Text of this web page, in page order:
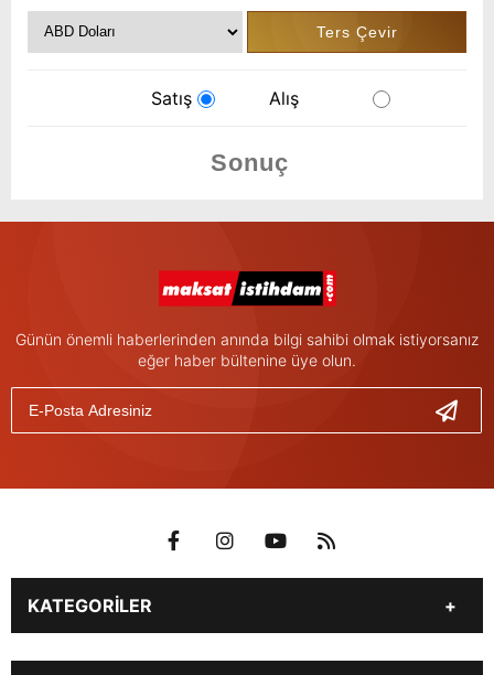
Satış Alış
Günün önemli haberlerinden anında bilgi sahibi olmak istiyorsanız
eğer haber bültenine üye olun.
KATEGORİLER
İŞ İLANLARI GÜNDEM